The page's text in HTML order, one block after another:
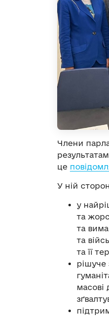
Члени
це
У ній
у
та
та
та
та її
масові